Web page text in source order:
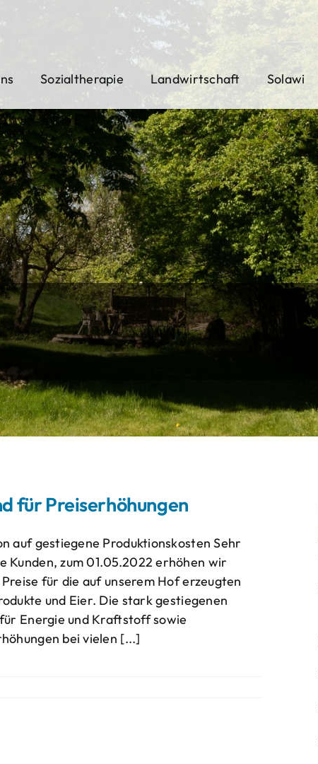
Sozialtherapie Landwirtschaft Solawi
für Preiserhöhungen
auf gestiegene Produktionskosten Sehr
Kunden, zum 01.05.2022 erhöhen wir
für die auf unserem Hof erzeugten
und Eier. Die stark gestiegenen
Energie und Kraftstoff sowie
bei vielen [...]